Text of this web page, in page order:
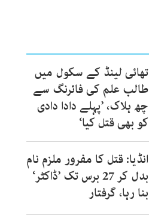
تھائی لینڈ کے سکول میں
طالب علم کی فائرنگ سے
چھ ہلاک، ’پہلے دادا دادی
کو بھی قتل کیا‘
انڈیا: قتل کا مفرور ملزم نام
بدل کر 27 برس تک ’ڈاکٹر‘
بنا رہا، گرفتار